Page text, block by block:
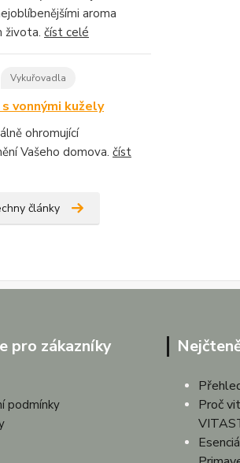
aroma
života. číst celé
Vykuřovadla
vonnými kužely
ohromující
Vašeho domova. číst
články
pro zákazníky
podmínky
Proč